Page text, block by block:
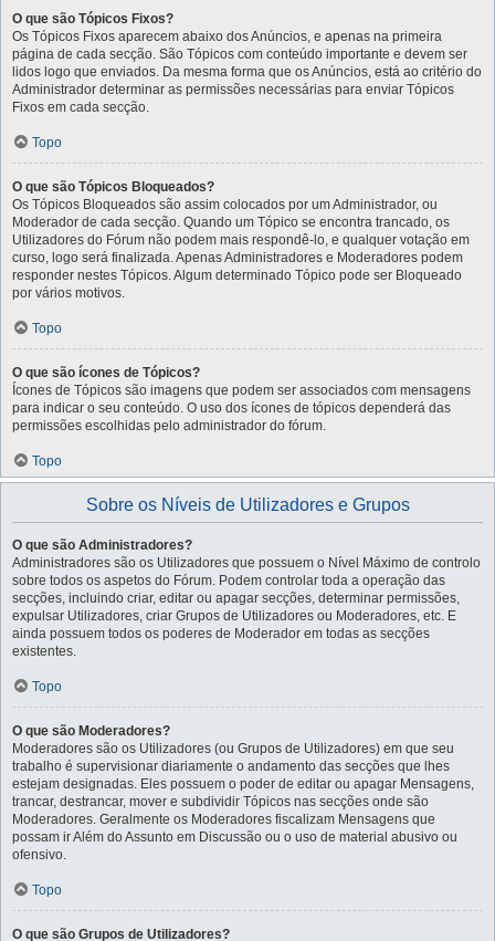
O que são Tópicos Fixos?
Os Tópicos Fixos aparecem abaixo dos Anúncios, e apenas na primeira
página de cada secção. São Tópicos com conteúdo importante e devem ser
lidos logo que enviados. Da mesma forma que os Anúncios, está ao critério do
Administrador determinar as permissões necessárias para enviar Tópicos
Fixos em cada secção.
Topo
O que são Tópicos Bloqueados?
Os Tópicos Bloqueados são assim colocados por um Administrador, ou
Moderador de cada secção. Quando um Tópico se encontra trancado, os
Utilizadores do Fórum não podem mais respondê-lo, e qualquer votação em
curso, logo será finalizada. Apenas Administradores e Moderadores podem
responder nestes Tópicos. Algum determinado Tópico pode ser Bloqueado
por vários motivos.
Topo
O que são ícones de Tópicos?
Ícones de Tópicos são imagens que podem ser associados com mensagens
para indicar o seu conteúdo. O uso dos ícones de tópicos dependerá das
permissões escolhidas pelo administrador do fórum.
Topo
Sobre os Níveis de Utilizadores e Grupos
O que são Administradores?
Administradores são os Utilizadores que possuem o Nível Máximo de controlo
sobre todos os aspetos do Fórum. Podem controlar toda a operação das
secções, incluindo criar, editar ou apagar secções, determinar permissões,
expulsar Utilizadores, criar Grupos de Utilizadores ou Moderadores, etc. E
ainda possuem todos os poderes de Moderador em todas as secções
existentes.
Topo
O que são Moderadores?
Moderadores são os Utilizadores (ou Grupos de Utilizadores) em que seu
trabalho é supervisionar diariamente o andamento das secções que lhes
estejam designadas. Eles possuem o poder de editar ou apagar Mensagens,
trancar, destrancar, mover e subdividir Tópicos nas secções onde são
Moderadores. Geralmente os Moderadores fiscalizam Mensagens que
possam ir Além do Assunto em Discussão ou o uso de material abusivo ou
ofensivo.
Topo
O que são Grupos de Utilizadores?